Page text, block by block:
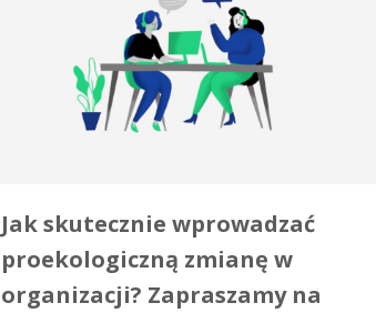
Jak skutecznie wprowadzać
proekologiczną zmianę w
organizacji? Zapraszamy na